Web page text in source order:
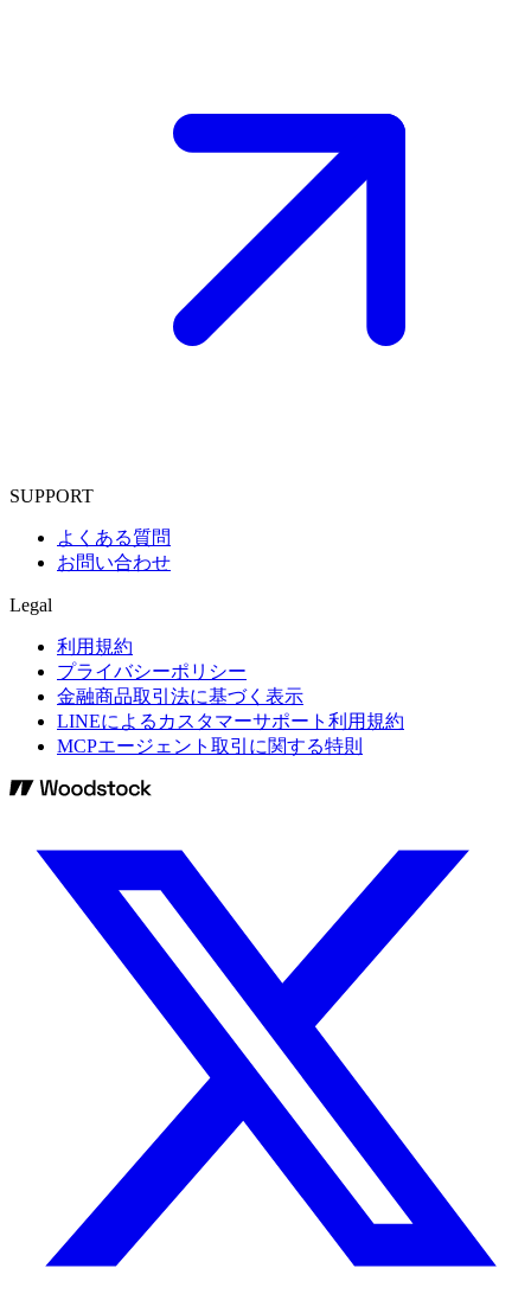
SUPPORT
よくある質問
お問い合わせ
Legal
利用規約
プライバシーポリシー
金融商品取引法に基づく表示
LINEによるカスタマーサポート利用規約
MCPエージェント取引に関する特則